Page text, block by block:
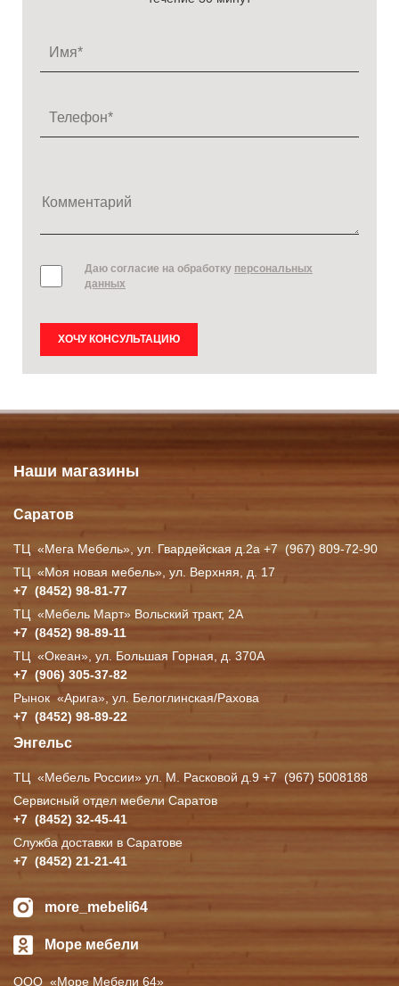
Даю согласие на обработку персональных
данных
ХОЧУ КОНСУЛЬТАЦИЮ
Наши магазины
Саратов
ТЦ «Мега Мебель», ул. Гвардейская д.2а +7 (967) 809-72-90
ТЦ «Моя новая мебель», ул. Верхняя, д. 17
+7 (8452) 98-81-77
ТЦ «Мебель Март» Вольский тракт, 2А
+7 (8452) 98-89-11
ТЦ «Океан», ул. Большая Горная, д. 370А
+7 (906) 305-37-82
Рынок «Арига», ул. Белоглинская/Рахова
+7 (8452) 98-89-22
Энгельс
ТЦ «Мебель России» ул. М. Расковой д.9 +7 (967) 5008188
Сервисный отдел мебели Саратов
+7 (8452) 32-45-41
Служба доставки в Саратове
+7 (8452) 21-21-41
more_mebeli64
Море мебели
ООО «Море Мебели 64»